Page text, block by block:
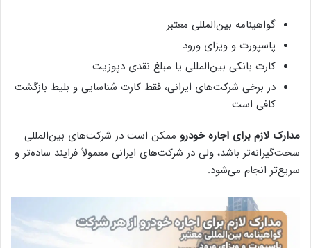
گواهینامه بین‌المللی معتبر
پاسپورت و ویزای ورود
کارت بانکی بین‌المللی یا مبلغ نقدی دپوزیت
در برخی شرکت‌های ایرانی، فقط کارت شناسایی و بلیط بازگشت
کافی است
مدارک لازم برای اجاره خودرو ممکن است در شرکت‌های بین‌المللی
سخت‌گیرانه‌تر باشد، ولی در شرکت‌های ایرانی معمولاً فرایند ساده‌تر و
سریع‌تر انجام می‌شود.